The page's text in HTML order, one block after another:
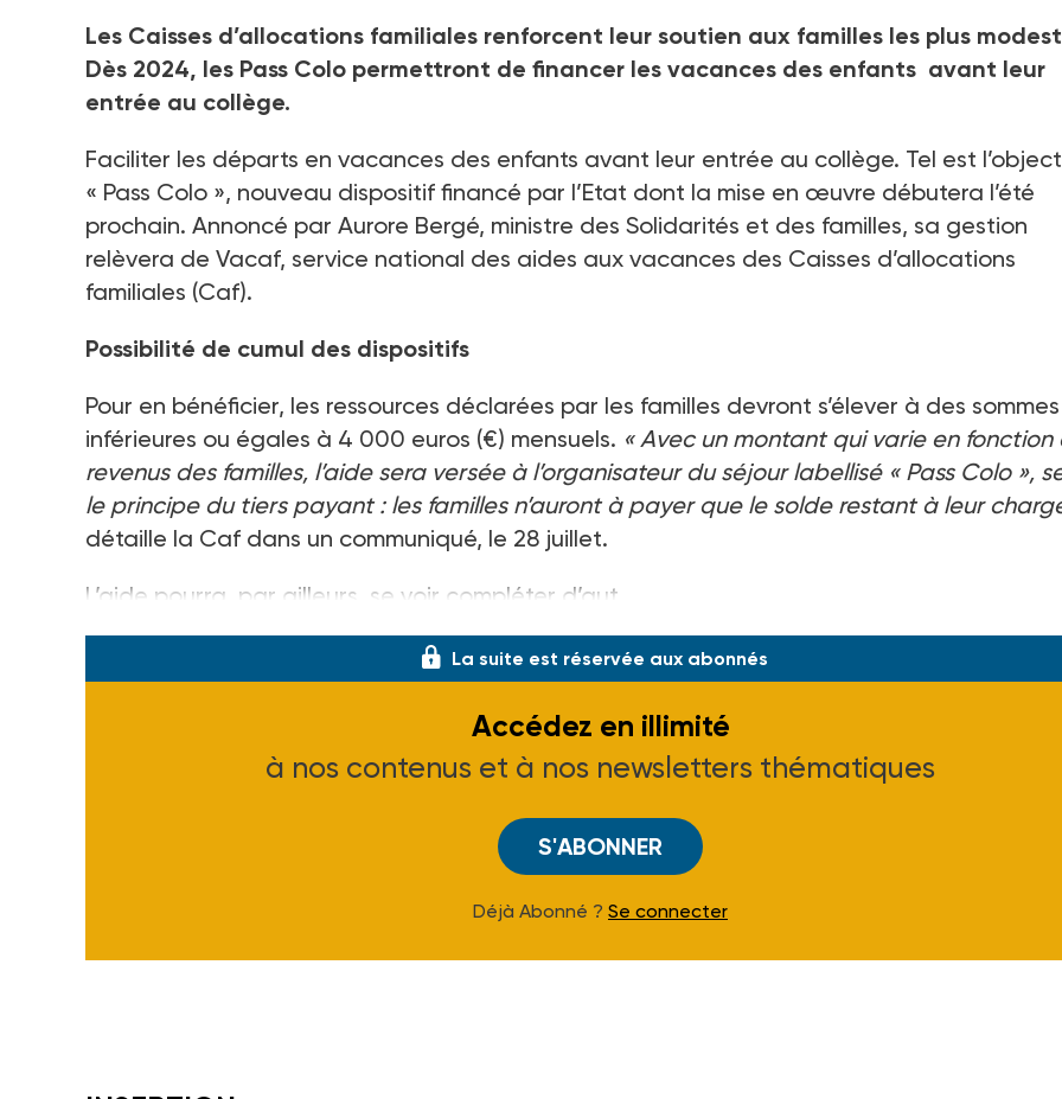
Les Caisses d’allocations familiales renforcent leur soutien aux familles les plus
Dès 2024, les Pass Colo permettront de financer les vacances des enfants avant leur
entrée au collège.
Faciliter les départs en vacances des enfants avant leur entrée au collège. Tel est
« Pass Colo », nouveau dispositif financé par l’Etat dont la mise en œuvre débutera l’été
prochain. Annoncé par Aurore Bergé, ministre des Solidarités et des familles, sa gestion
relèvera de Vacaf, service national des aides aux vacances des Caisses d’allocations
familiales (Caf).
Possibilité de cumul des dispositifs
Pour en bénéficier, les ressources déclarées par les familles devront s’élever à des sommes
inférieures ou égales à 4 000 euros (€) mensuels. « Avec un montant qui varie en fonction
revenus des familles, l’aide sera versée à l’organisateur du séjour labellisé « Pass Colo »,
le principe du tiers payant : les familles n’auront à payer que le solde restant à leur
détaille la Caf dans un communiqué, le 28 juillet.
L’aide pourra, par ailleurs, se voir compléter d’aut
La suite est réservée aux abonnés
Accédez en illimité
à nos contenus et à nos newsletters thématiques
S'ABONNER
Déjà Abonné ? Se connecter